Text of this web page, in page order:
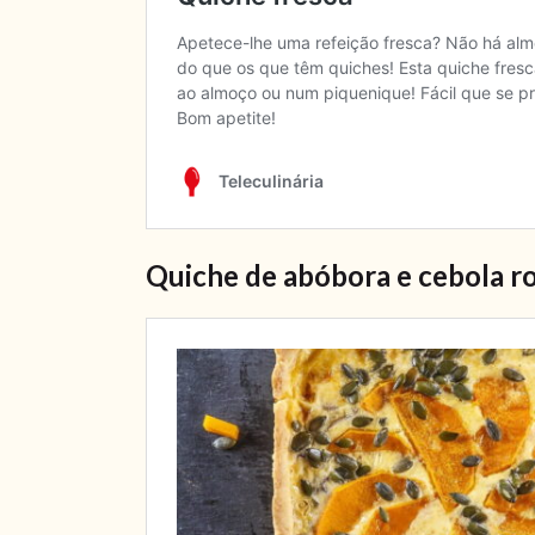
Quiche de abóbora e cebola